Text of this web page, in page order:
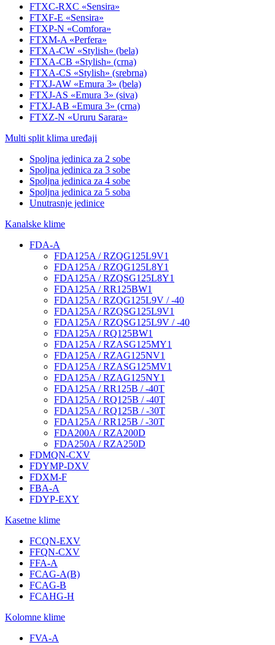
FTXC-RXC «Sensira»
FTXF-E «Sensira»
FTXP-N «Comfora»
FTXM-A «Perfera»
FTXA-CW «Stylish» (bela)
FTXA-CB «Stylish» (crna)
FTXA-CS «Stylish» (srebrna)
FTXJ-AW «Emura 3» (bela)
FTXJ-AS «Emura 3» (siva)
FTXJ-AB «Emura 3» (crna)
FTXZ-N «Ururu Sarara»
Multi split klima uređaji
Spoljna jedinica za 2 sobe
Spoljna jedinica za 3 sobe
Spoljna jedinica za 4 sobe
Spoljna jedinica za 5 soba
Unutrasnje jedinice
Kanalske klime
FDA-A
FDA125A / RZQG125L9V1
FDA125A / RZQG125L8Y1
FDA125A / RZQSG125L8Y1
FDA125A / RR125BW1
FDA125A / RZQG125L9V / -40
FDA125A / RZQSG125L9V1
FDA125A / RZQSG125L9V / -40
FDA125A / RQ125BW1
FDA125A / RZASG125MY1
FDA125A / RZAG125NV1
FDA125A / RZASG125MV1
FDA125A / RZAG125NY1
FDA125A / RR125B / -40T
FDA125A / RQ125B / -40T
FDA125A / RQ125B / -30T
FDA125A / RR125B / -30T
FDA200A / RZA200D
FDA250A / RZA250D
FDMQN-CXV
FDYMP-DXV
FDXM-F
FBA-A
FDYP-EXY
Kasetne klime
FCQN-EXV
FFQN-CXV
FFA-A
FCAG-A(B)
FCAG-B
FCAHG-H
Kolomne klime
FVA-A